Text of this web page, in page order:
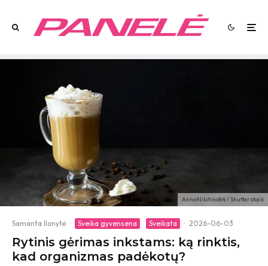
AnnaNikitina84 / Shutterstock
Samanta Ilonytė · Sveika gyvensena Sveikata · 2026-06-03
Rytinis gėrimas inkstams: ką rinktis,
kad organizmas padėkotų?